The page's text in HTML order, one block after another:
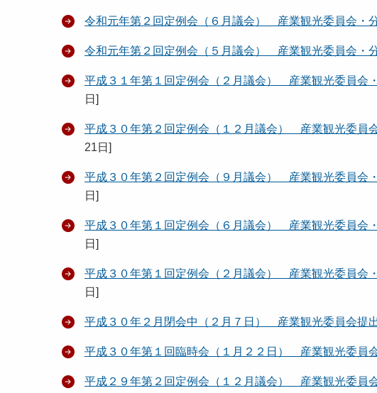
令和元年第２回定例会（６月議会） 産業観光委員会・
令和元年第２回定例会（５月議会） 産業観光委員会・
平成３１年第１回定例会（２月議会） 産業観光委員会
日 ]
平成３０年第２回定例会（１２月議会） 産業観光委員
21日 ]
平成３０年第２回定例会（９月議会） 産業観光委員会
日 ]
平成３０年第１回定例会（６月議会） 産業観光委員会
日 ]
平成３０年第１回定例会（２月議会） 産業観光委員会
日 ]
平成３０年２月閉会中（２月７日） 産業観光委員会提
平成３０年第１回臨時会（１月２２日） 産業観光委員
平成２９年第２回定例会（１２月議会） 産業観光委員